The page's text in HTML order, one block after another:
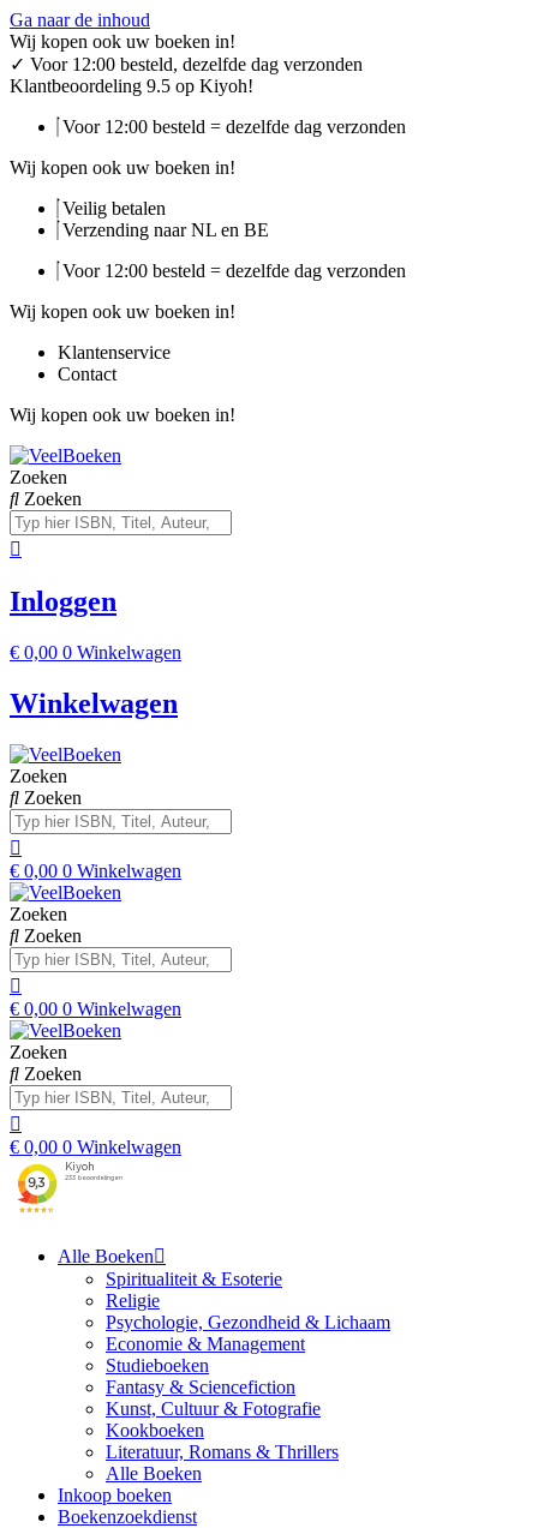
Ga naar de inhoud
Wij kopen ook uw boeken in!
✓ Voor 12:00 besteld, dezelfde dag verzonden
Klantbeoordeling 9.5 op Kiyoh!
Voor 12:00 besteld = dezelfde dag verzonden
Wij kopen ook uw boeken in!
Veilig betalen
Verzending naar NL en BE
Voor 12:00 besteld = dezelfde dag verzonden
Wij kopen ook uw boeken in!
Klantenservice
Contact
Wij kopen ook uw boeken in!
Zoeken
Zoeken
Inloggen
€ 0,00 0 Winkelwagen
Winkelwagen
Zoeken
Zoeken
€ 0,00 0 Winkelwagen
Zoeken
Zoeken
€ 0,00 0 Winkelwagen
Zoeken
Zoeken
€ 0,00 0 Winkelwagen
Alle Boeken
Spiritualiteit & Esoterie
Religie
Psychologie, Gezondheid & Lichaam
Economie & Management
Studieboeken
Fantasy & Sciencefiction
Kunst, Cultuur & Fotografie
Kookboeken
Literatuur, Romans & Thrillers
Alle Boeken
Inkoop boeken
Boekenzoekdienst